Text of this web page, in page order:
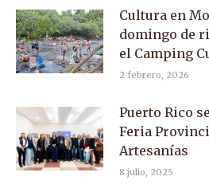
Cultura en
domingo de
el Camping
2 febrero, 2026
Puerto Rico
Feria
Artesanías
8 julio, 2025